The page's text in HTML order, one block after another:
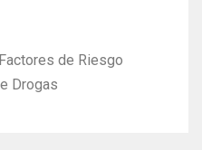
de Riesgo
Drogas